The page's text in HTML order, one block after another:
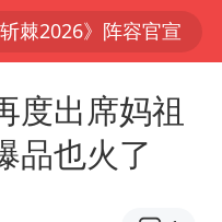
斩棘2026》阵容官宣
缘横滨赛决赛
度出席妈祖
品也火了